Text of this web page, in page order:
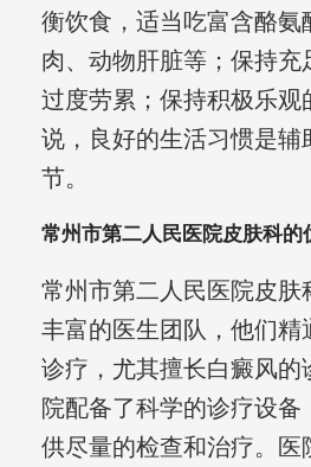
衡饮食，适当吃富含酪氨
肉、动物肝脏等；保持充
过度劳累；保持积极乐观
说，良好的生活习惯是辅
节。
常州市第二人民医院皮肤科的
常州市第二人民医院皮肤
丰富的医生团队，他们精
诊疗，尤其擅长白癜风的
院配备了科学的诊疗设备
供尽量的检查和治疗。医